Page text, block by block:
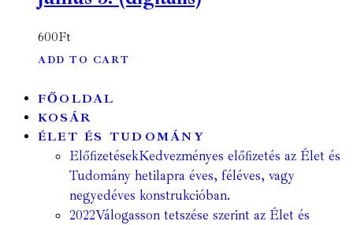
600Ft
ADD TO CART
FŐOLDAL
KOSÁR
ÉLET ÉS TUDOMÁNY
ElőfizetésekKedvezményes előfizetés az Élet és
Tudomány hetilapra éves, féléves, vagy
negyedéves konstrukcióban.
2022Válogasson tetszése szerint az Élet és